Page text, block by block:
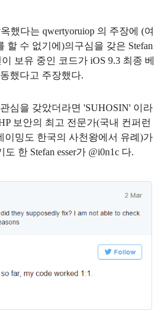
했다는 qwertyoruiop 의 주장에 (여
할 수 없기에)의구심을 갖은 Stefan
보유 중인 코드가 iOS 9.3 최종 베
했다고 주장했다.
심을 갖았더라면 'SUHOSIN' 이라
보안의 최고 전문가(국내 컨퍼런
이밍도 한국의 사천왕에서 유례)가
한 Stefan esser가 @i0n1c 다.